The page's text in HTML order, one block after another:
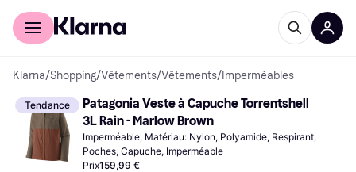
Acheter avec Klarna
Klarna/Shopping/Vêtements/Vêtements/ Imperméables
Tendance
Patagonia Veste à Capuche Torrentshell
3L Rain - Marlow Brown
Imperméable, Matériau: Nylon, Polyamide, Respirant,
Poches, Capuche, Imperméable
Prix159,99 €